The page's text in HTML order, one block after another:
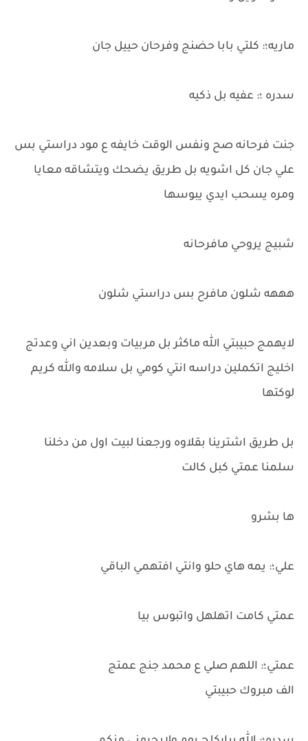
ماريه؛: كلتي بابا حضنج وفرحان حييل جان
سدره ؛: عفيه بل ذكيه
جنت فرحانه صح ونفس الوقت خايفه ع مود دراستي بس
علي جان كل اشويه بل طريق يضحك ويتشاقه معايا
ومره يسحب ايدي يبوسها
شبيج يروحي مافرحانه
هههه شلون مافرح بس دراستي شلون
لايهمج حبيبتي الله ماكثر بل مربيات وبعدين اني وعدتج
اخليج اتكملين دراسه انتي كومي بل سلامه والله كريم
لوكتها
بل طريق اشترينا بقلاوه ورجعنا لبيت اول من دخلنا
سلمنا عمتي كبل كالت
ها بشرو
علي؛: يمه هاي حلو وانتي افتهمي الباقي
عمتي كامت اتهلهل واتبوس بيا
عمتي؛: اللهم صلي ع محمد جنج عمتج
الف مبروك حبيبتي